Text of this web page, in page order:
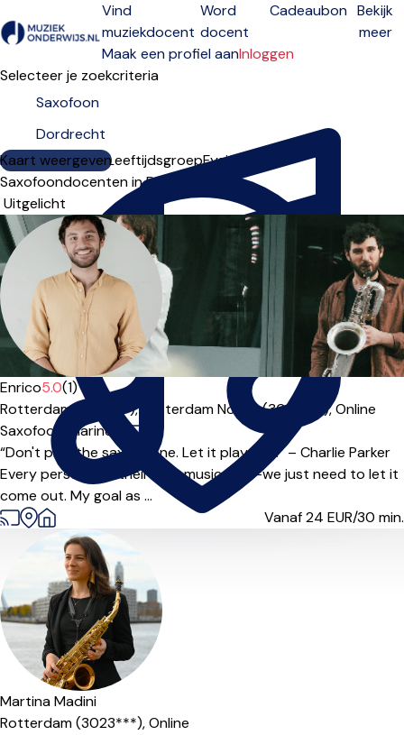
Open menu
Vind
muziekdocent
Word
docent
Cadeaubon Bekijk
meer
Maak een profiel aanInloggen
Selecteer je zoekcriteria
Kaart weergeven
LesdagenNiveauLeeftijdsgroepFysiek
Saxofoondocenten in Dordrecht
Sorteervolgorde
Enrico5.0(1)
Rotterdam (3011***),
Rotterdam Noord (3032***),Online
Saxofoon,
Klarinet
“Don't play the saxophone. Let it play you.” – Charlie Parker
Every person has their own musicality—we just need to let it
come out. My goal as ...
Vanaf 24 EUR/30 min.
Martina Madini
Rotterdam (3023***),Online